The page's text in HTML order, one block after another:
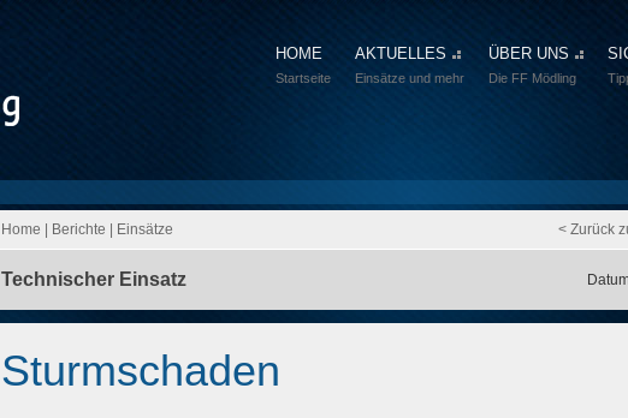
HOME
Startseite
AKTUELLES
Einsätze und mehr
ÜBER UNS
Die FF Mödling
Home Berichte Einsätze < Zurück
Technischer Einsatz
Sturmschaden